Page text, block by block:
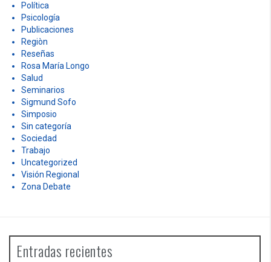
Política
Psicología
Publicaciones
Regiòn
Reseñas
Rosa María Longo
Salud
Seminarios
Sigmund Sofo
Simposio
Sin categoría
Sociedad
Trabajo
Uncategorized
Visión Regional
Zona Debate
Entradas recientes